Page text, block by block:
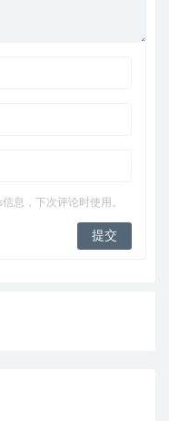
息，下次评论时使用。